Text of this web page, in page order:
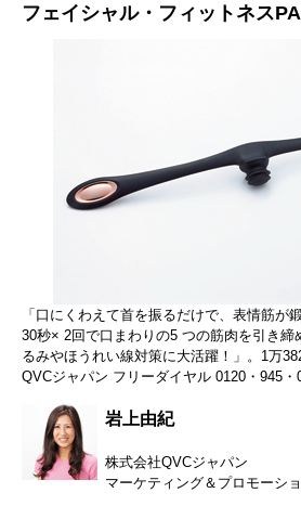
フェイシャル・フィットネス
「口にくわえて首を振るだけで、表情筋が
30秒× 2回で口まわりの5 つの筋肉を引き締
るみやほうれい線対策に大活躍！」。1万
QVCジャパン フリーダイヤル 0120・945・
岩上由紀
株式会社QVCジャパン
マーケティング＆プロモーシ